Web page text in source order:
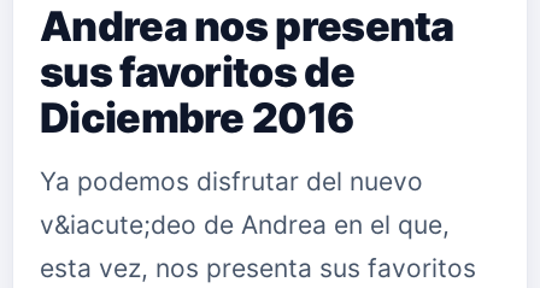
Andrea nos presenta
sus favoritos de
Diciembre 2016
Ya podemos disfrutar del nuevo
v&iacute;deo de Andrea en el que,
esta vez, nos presenta sus favoritos